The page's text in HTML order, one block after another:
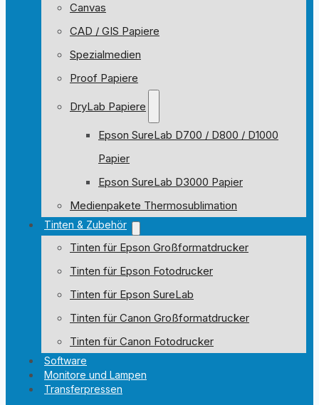
Canvas
CAD / GIS Papiere
Spezialmedien
Proof Papiere
DryLab Papiere
Epson SureLab D700 / D800 / D1000
Papier
Epson SureLab D3000 Papier
Medienpakete Thermosublimation
Tinten & Zubehör
Tinten für Epson Großformatdrucker
Tinten für Epson Fotodrucker
Tinten für Epson SureLab
Tinten für Canon Großformatdrucker
Tinten für Canon Fotodrucker
Software
Monitore und Lampen
Transferpressen